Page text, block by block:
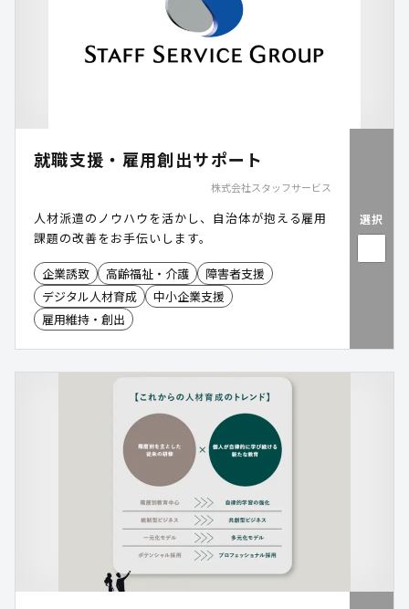
就職支援・雇用創出サポート
株式会社スタッフサービス
人材派遣のノウハウを活かし、自治体が抱える雇用
課題の改善をお手伝いします。
企業誘致 高齢福祉・介護
障害者支援
デジタル人材育成
中小企業支援
雇用維持・創出
選択